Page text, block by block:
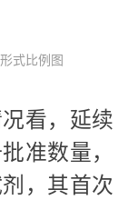
式比例图
看，延续
准数量，
，其首次